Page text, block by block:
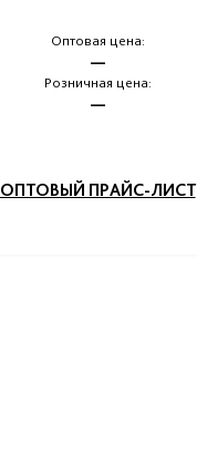
Оптовая цена:
—
Розничная цена:
—
ОПТОВЫЙ ПРАЙС-ЛИСТ